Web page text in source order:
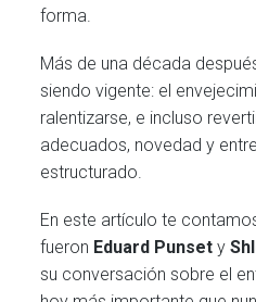
forma.
Más de una década
siendo vigente: el
ralentizarse, e incluso
adecuados, novedad y
estructurado.
En este artículo te
fueron Eduard Punset y
su conversación sobre el